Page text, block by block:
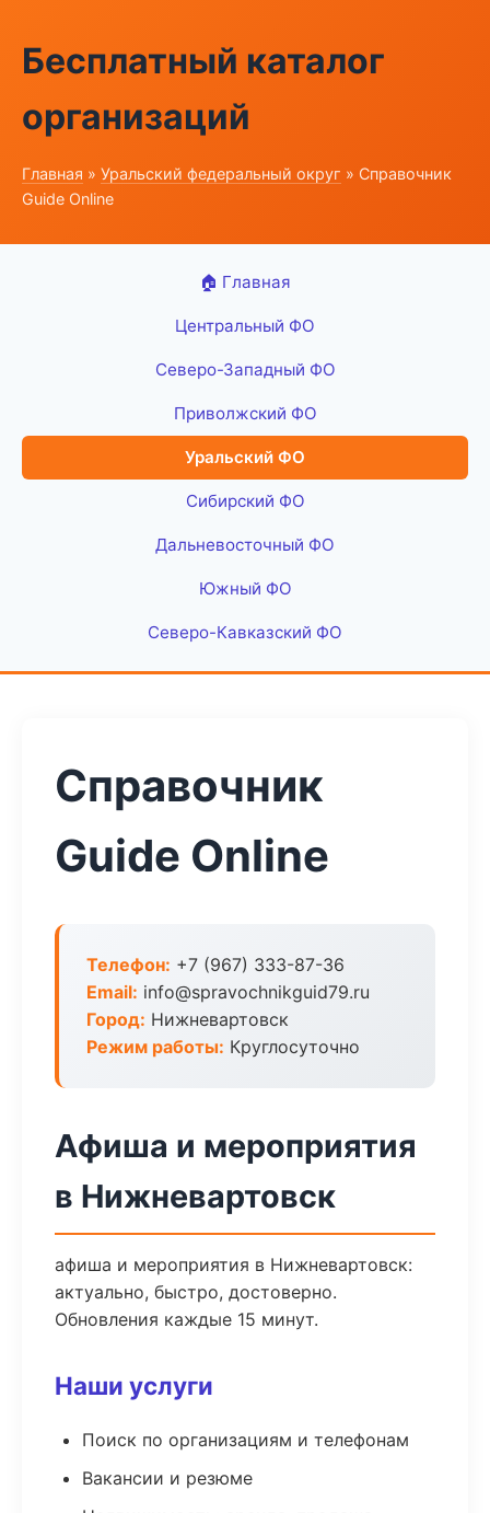
Бесплатный каталог
организаций
Главная » Уральский федеральный округ » Справочник
Guide Online
🏠 Главная
Центральный ФО
Северо-Западный ФО
Приволжский ФО
Уральский ФО
Сибирский ФО
Дальневосточный ФО
Южный ФО
Северо-Кавказский ФО
Справочник
Guide Online
Телефон: +7 (967) 333-87-36
Email: info@spravochnikguid79.ru
Город: Нижневартовск
Режим работы: Круглосуточно
Афиша и мероприятия
в Нижневартовск
афиша и мероприятия в Нижневартовск:
актуально, быстро, достоверно.
Обновления каждые 15 минут.
Наши услуги
Поиск по организациям и телефонам
Вакансии и резюме